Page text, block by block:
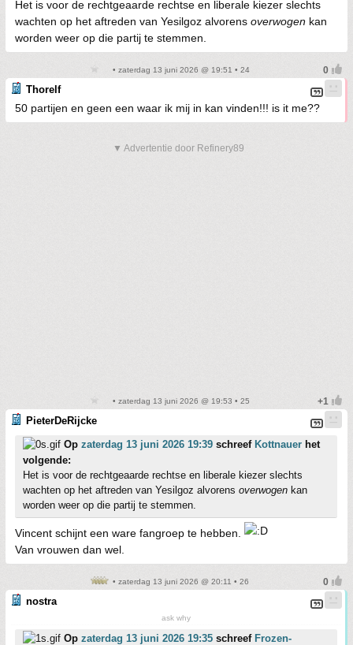
Het is voor de rechtgeaarde rechtse en liberale kiezer slechts
wachten op het aftreden van Yesilgoz alvorens overwogen kan
worden weer op die partij te stemmen.
• zaterdag 13 juni 2026 @ 19:51 • 24
Thorelf
50 partijen en geen een waar ik mij in kan vinden!!! is it me??
▼ Advertentie door Refinery89
• zaterdag 13 juni 2026 @ 19:53 • 25
PieterDeRijcke
Op zaterdag 13 juni 2026 19:39 schreef Kottnauer het
volgende:
Het is voor de rechtgeaarde rechtse en liberale kiezer slechts
wachten op het aftreden van Yesilgoz alvorens overwogen kan
worden weer op die partij te stemmen.
Vincent schijnt een ware fangroep te hebben.
Van vrouwen dan wel.
• zaterdag 13 juni 2026 @ 20:11 • 26
nostra
ask why
Op zaterdag 13 juni 2026 19:35 schreef Frozen-